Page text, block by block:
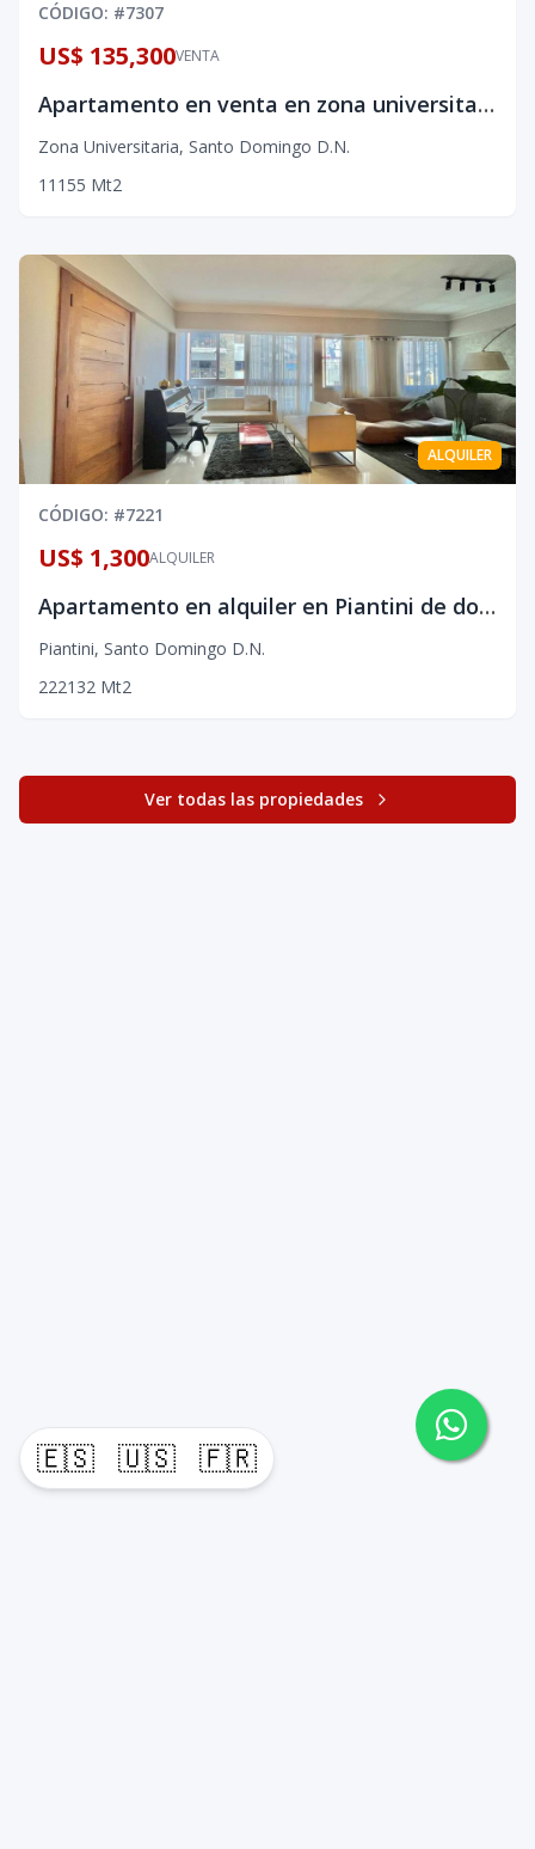
🇪🇸 🇺🇸 🇫🇷
CÓDIGO: #7307
VENTA
US$ 135,300
Apartamento en venta en zona universitaria de una habitación
Zona Universitaria, Santo Domingo D.N.
1 1 1 55 Mt2
ALQUILER
CÓDIGO: #7221
ALQUILER
US$ 1,300
Apartamento en alquiler en Piantini de dos habitaciones
Piantini, Santo Domingo D.N.
222132 Mt2
Ver todas las propiedades